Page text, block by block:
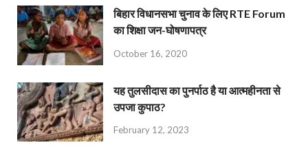
बिहार विधानसभा चुनाव के लिए RTE Forum
का शिक्षा जन-घोषणापत्र
October 16, 2020
यह तुलसीदास का पुनर्पाठ है या आत्महीनता से
उपजा कुपाठ?
February 12, 2023